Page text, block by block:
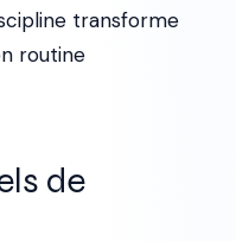
transforme
routine
de